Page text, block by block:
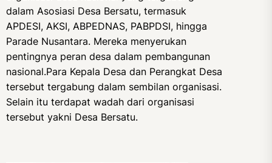
dalam Asosiasi Desa Bersatu, termasuk
APDESI, AKSI, ABPEDNAS, PABPDSI, hingga
Parade Nusantara. Mereka menyerukan
pentingnya peran desa dalam pembangunan
nasional.Para Kepala Desa dan Perangkat Desa
tersebut tergabung dalam sembilan organisasi.
Selain itu terdapat wadah dari organisasi
tersebut yakni Desa Bersatu.